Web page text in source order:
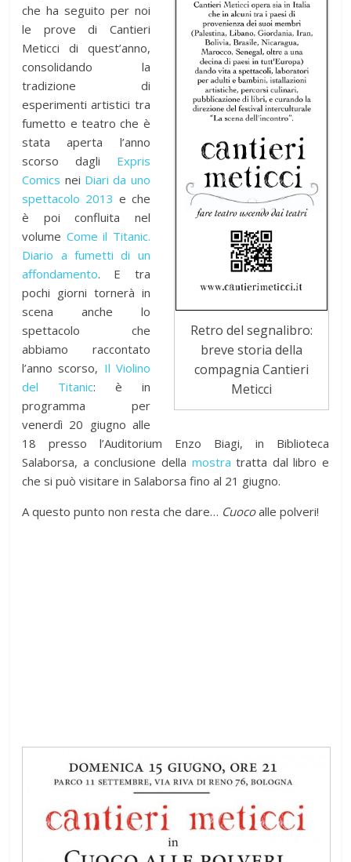
Retro del segnalibro:
breve storia della
compagnia Cantieri
Meticci
che ha seguito per noi
le prove di Cantieri
Meticci di quest’anno,
consolidando la
tradizione di
esperimenti artistici tra
fumetto e teatro che è
stata aperta l’anno
scorso dagli Expris
Comics nei Diari da uno
spettacolo 2013 e che
è poi confluita nel
volume Come il Titanic.
Diario a fumetti di un
affondamento. E tra
pochi giorni tornerà in
scena anche lo
spettacolo che
abbiamo raccontato
l’anno scorso, Il Violino
del Titanic: è in
programma per
venerdì 20 giugno alle
18 presso l’Auditorium Enzo Biagi, in Biblioteca
Salaborsa, a conclusione della mostra tratta dal libro e
che si può visitare in Salaborsa fino al 21 giugno.
A questo punto non resta che dare… Cuocoalle polveri!